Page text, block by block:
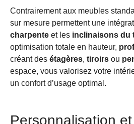
Contrairement aux meubles
sur mesure permettent une
charpente et les inclinaisons du
optimisation totale en hauteur,
créant des étagères, tiroirs ou
espace, vous valorisez votre
un confort d’usage optimal.
Personnalisation